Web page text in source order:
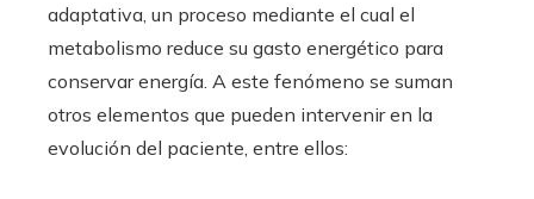
adaptativa, un proceso mediante el cual el
metabolismo reduce su gasto energético para
conservar energía. A este fenómeno se suman
otros elementos que pueden intervenir en la
evolución del paciente, entre ellos: